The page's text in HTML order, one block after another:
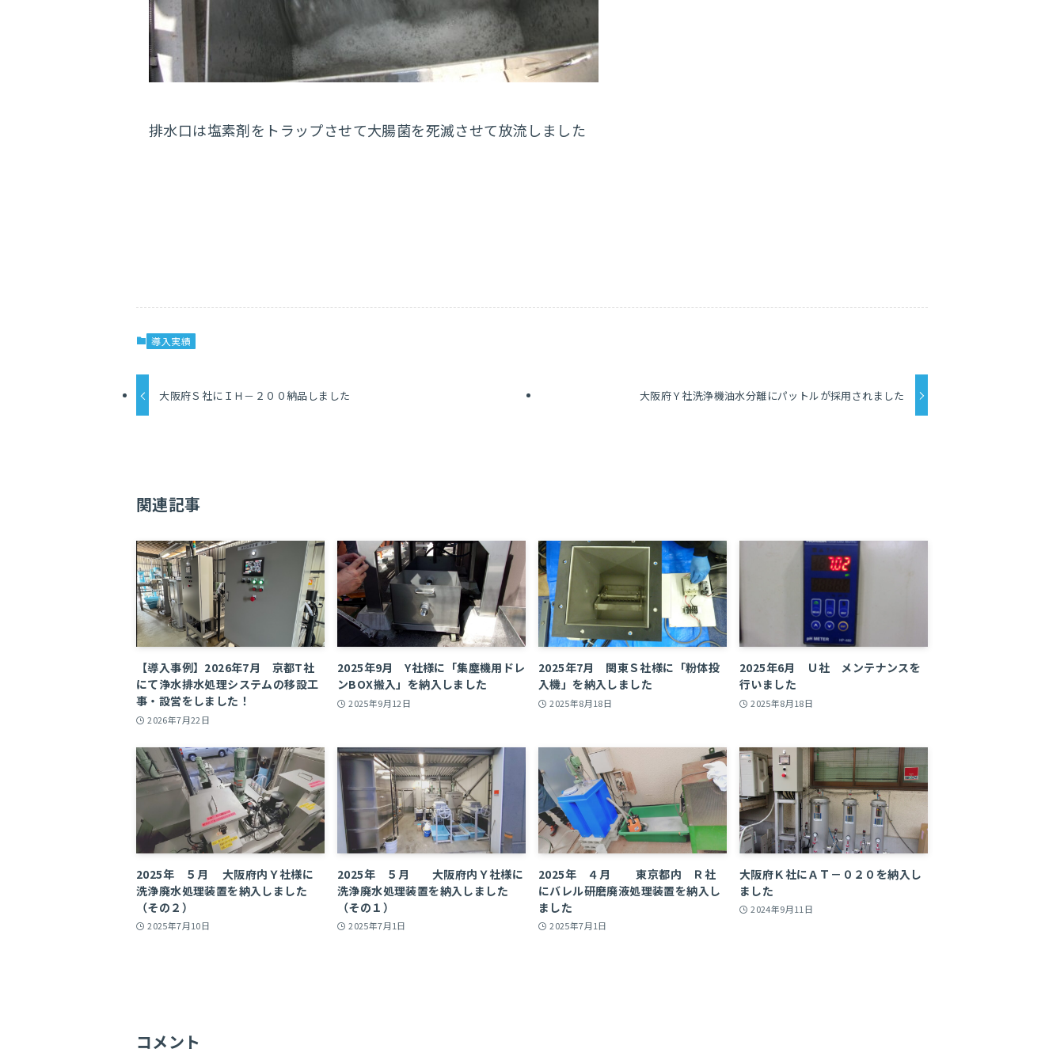
排水口は塩素剤をトラップさせて大腸菌を死滅させて放流しました
導入実績
大阪府Ｓ社にＩＨ－２００納品しました 大阪府Ｙ社洗浄機油水分離にパットルが採用されました
関連記事
【導入事例】2026年7月 京都T社
にて浄水排水処理システムの移設工
事・設営をしました！
2026年7月22日
2025年9月 Y社様に「集塵機用ドレ
ンBOX搬入」を納入しました
2025年9月12日
2025年7月 関東Ｓ社様に「粉体投
入機」を納入しました
2025年8月18日
2025年6月 Ｕ社 メンテナンスを
行いました
2025年8月18日
2025年 ５月 大阪府内Ｙ社様に
洗浄廃水処理装置を納入しました
（その２）
2025年7月10日
2025年 ５月 大阪府内Ｙ社様に
洗浄廃水処理装置を納入しました
（その１）
2025年7月1日
2025年 ４月 東京都内 Ｒ社
にバレル研磨廃液処理装置を納入し
ました
2025年7月1日
大阪府Ｋ社にＡＴ－０２０を納入し
ました
2024年9月11日
コメント